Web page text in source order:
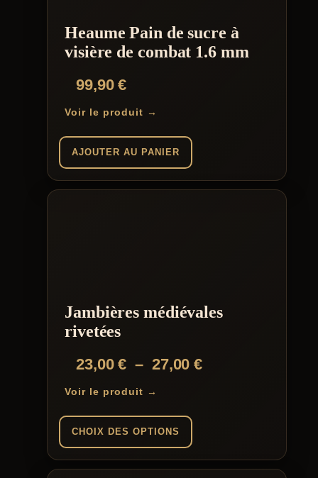
Heaume Pain de sucre à
visière de combat 1.6 mm
99,90€
Voir le produit →
AJOUTER AU PANIER
Jambières médiévales
rivetées
23,00€ – 27,00€Plage
27,00 €
Voir le produit →
CHOIX DES OPTIONS